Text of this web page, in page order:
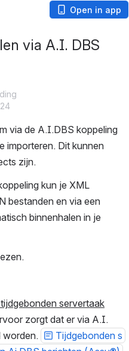
Open in app
via A.I. DBS
via de A.I.DBS koppeling
importeren. Dit kunnen
zijn.
kun je XML
bestanden en via een
binnenhalen in je
servertaak
zorgt dat er via A.I.
worden.
Tijdgebonden s